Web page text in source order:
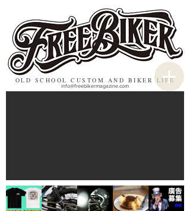
OLD SCHOOL CUSTOM AND BIKER LIFE
info@freebikermagazine.com